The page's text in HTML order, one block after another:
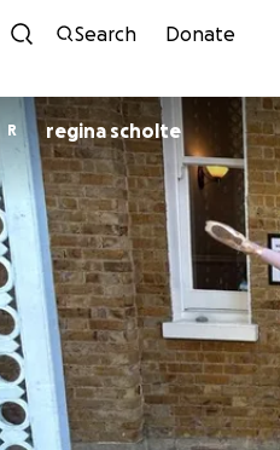
Search Donate
R regina scholte